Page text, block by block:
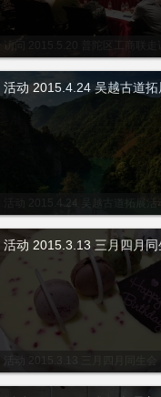
访问 2015.5.20 普陀区工商联走
活动 2015.4.24 吴越古道拓展活
活动 2015.4.24 吴越古道拓
活动 2015.3.13 三月四月同生会
活动 2015.3.13 三月四月同